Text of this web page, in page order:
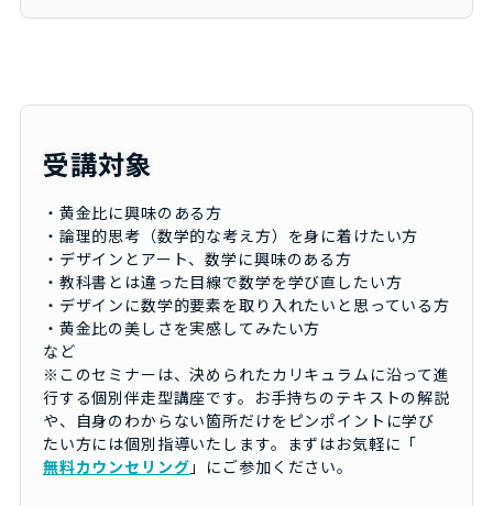
受講対象
・黄金比に興味のある方
・論理的思考（数学的な考え方）を身に着けたい方
・デザインとアート、数学に興味のある方
・教科書とは違った目線で数学を学び直したい方
・デザインに数学的要素を取り入れたいと思っている方
・黄金比の美しさを実感してみたい方
など
※このセミナーは、決められたカリキュラムに沿って進
行する個別伴走型講座です。お手持ちのテキストの解説
や、自身のわからない箇所だけをピンポイントに学び
たい方には個別指導いたします。まずはお気軽に「
無料カウンセリング 」にご参加ください。